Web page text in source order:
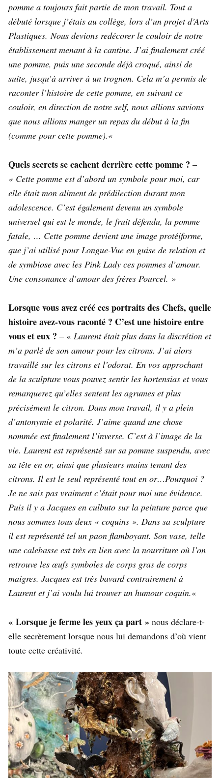
pomme a toujours fait partie de mon travail. Tout a
débuté lorsque j’étais au collège, lors d’un projet d’Arts
Plastiques. Nous devions redécorer le couloir de notre
établissement menant à la cantine. J’ai finalement créé
une pomme, puis une seconde déjà croqué, ainsi de
suite, jusqu’à arriver à un trognon. Cela m’a permis de
raconter l’histoire de cette pomme, en suivant ce
couloir, en direction de notre self, nous allions savions
que nous allions manger un repas du début à la fin
(comme pour cette pomme).«
Quels secrets se cachent derrière cette pomme ? –
« Cette pomme est d’abord un symbole pour moi, car
elle était mon aliment de prédilection durant mon
adolescence. C’est également devenu un symbole
universel qui est le monde, le fruit défendu, la pomme
fatale, … Cette pomme devient une image protéiforme,
que j’ai utilisé pour Longue-Vue en guise de relation et
de symbiose avec les Pink Lady ces pommes d’amour.
Une consonance d’amour des frères Pourcel. »
Lorsque vous avez créé ces portraits des Chefs, quelle
histoire avez-vous raconté ? C’est une histoire entre
vous et eux ? – « Laurent était plus dans la discrétion et
m’a parlé de son amour pour les citrons. J’ai alors
travaillé sur les citrons et l’odorat. En vos approchant
de la sculpture vous pouvez sentir les hortensias et vous
remarquerez qu’elles sentent les agrumes et plus
précisément le citron. Dans mon travail, il y a plein
d’antonymie et polarité. J’aime quand une chose
nommée est finalement l’inverse. C’est à l’image de la
vie. Laurent est représenté sur sa pomme suspendu, avec
sa tête en or, ainsi que plusieurs mains tenant des
citrons. Il est le seul représenté tout en or…Pourquoi ?
Je ne sais pas vraiment c’était pour moi une évidence.
Puis il y a Jacques en culbuto sur la peinture parce que
nous sommes tous deux « coquins ». Dans sa sculpture
il est représenté tel un paon flamboyant. Son vase, telle
une calebasse est très en lien avec la nourriture où l’on
retrouve les œufs symboles de corps gras de corps
maigres. Jacques est très bavard contrairement à
Laurent et j’ai voulu lui trouver un humour coquin.«
« Lorsque je ferme les yeux ça part » nous déclare-t-
elle secrètement lorsque nous lui demandons d’où vient
toute cette créativité.